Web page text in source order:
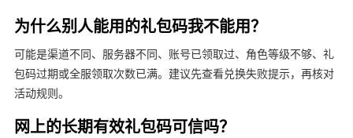
为什么别人能用的礼包码我不能用？
可能是渠道不同、服务器不同、账号已领取过、角色等级不够、礼
包码过期或全服领取次数已满。建议先查看兑换失败提示，再核对
活动规则。
网上的长期有效礼包码可信吗？